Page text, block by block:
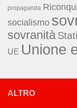
propaganda
socialismo
sovranità
UE Unione
ALTRO